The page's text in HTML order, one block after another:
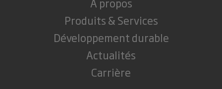
Produits & Services
Développement durable
Actualités
Carrière